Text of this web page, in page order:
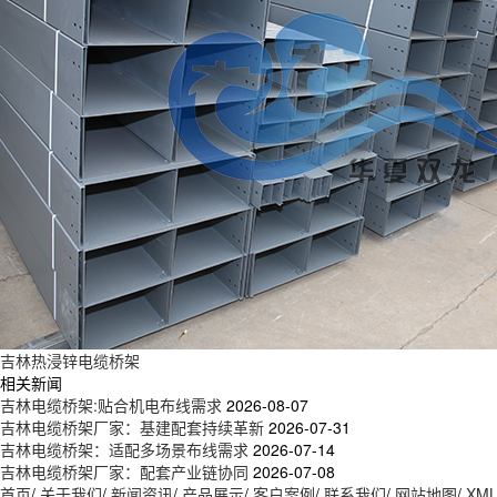
吉林热浸锌电缆桥架
相关新闻
吉林电缆桥架:贴合机电布线需求 2026-08-07
吉林电缆桥架厂家：基建配套持续革新 2026-07-31
吉林电缆桥架：适配多场景布线需求 2026-07-14
吉林电缆桥架厂家：配套产业链协同 2026-07-08